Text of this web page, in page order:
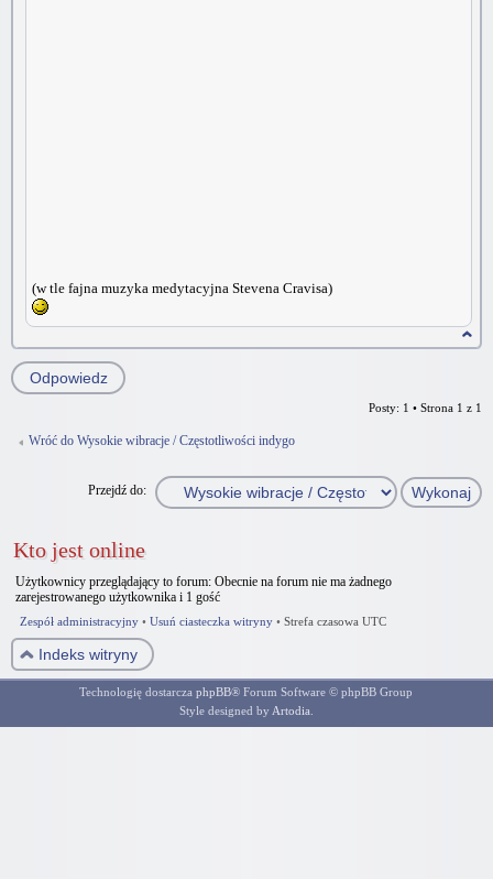
(w tle fajna muzyka medytacyjna Stevena Cravisa)
Odpowiedz
Posty: 1 • Strona 1 z 1
Wróć do Wysokie wibracje / Częstotliwości indygo
Przejdź do:
Kto jest online
Użytkownicy przeglądający to forum: Obecnie na forum nie ma żadnego
zarejestrowanego użytkownika i 1 gość
Zespół administracyjny • Usuń ciasteczka witryny • Strefa czasowa UTC
Indeks witryny
Technologię dostarczaphpBB® Forum Software © phpBB Group
Style designed by Artodia